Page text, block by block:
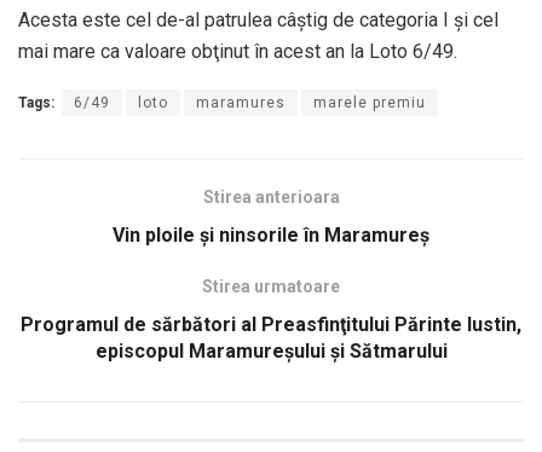
Acesta este cel de-al patrulea câştig de categoria I şi cel
mai mare ca valoare obţinut în acest an la Loto 6/49.
Tags: 6/49 loto maramures marele premiu
Stirea anterioara
Vin ploile şi ninsorile în Maramureş
Stirea urmatoare
Programul de sărbători al Preasfinţitului Părinte Iustin,
episcopul Maramureșului și Sătmarului